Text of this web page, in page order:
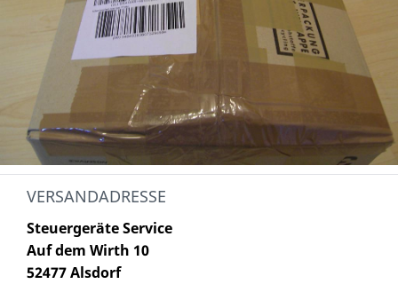
VERSANDADRESSE
Steuergeräte Service
Auf dem Wirth 10
52477 Alsdorf